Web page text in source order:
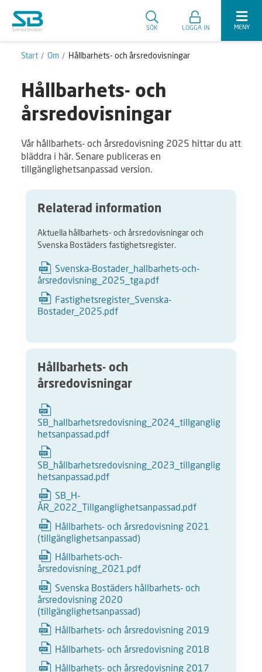
SÖK LOGGA IN MENY
Start Om Hållbarhets- och årsredovisningar
Hållbarhets- och
årsredovisningar
Vår hållbarhets- och årsredovisning 2025 hittar du att
bläddra i här. Senare publiceras en
tillgänglighetsanpassad version.
Relaterad information
Aktuella hållbarhets- och årsredovisningar och
Svenska Bostäders fastighetsregister.
Svenska-Bostader_hallbarhets-och-
årsredovisning_2025_tga.pdf
Fastighetsregister_Svenska-
Bostader_2025.pdf
Hållbarhets- och
årsredovisningar
SB_hallbarhetsredovisning_2024_tillganglig
hetsanpassad.pdf
SB_hållbarhetsredovisning_2023_tillganglig
hetsanpassad.pdf
SB_H-
ÅR_2022_Tillganglighetsanpassad.pdf
Hållbarhets- och årsredovisning 2021
(tillgänglighetsanpassad)
Hållbarhets-och-
årsredovisning_2021.pdf
Svenska Bostäders hållbarhets- och
årsredovisning 2020
(tillgänglighetsanpassad)
Hållbarhets- och årsredovisning 2019
Hållbarhets- och årsredovisning 2018
Hållbarhets- och årsredovisning 2017